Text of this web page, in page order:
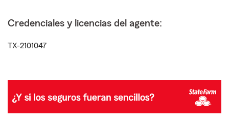
Credenciales y licencias del agente:
TX-2101047